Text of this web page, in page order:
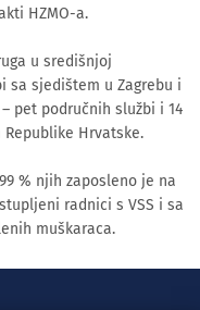
HZMO-a.
u središnjoj
sa sjedištem u Zagrebu i
pet područnih službi i 14
Hrvatske.
% njih zaposleno je na
radnici s VSS i sa
muškaraca.